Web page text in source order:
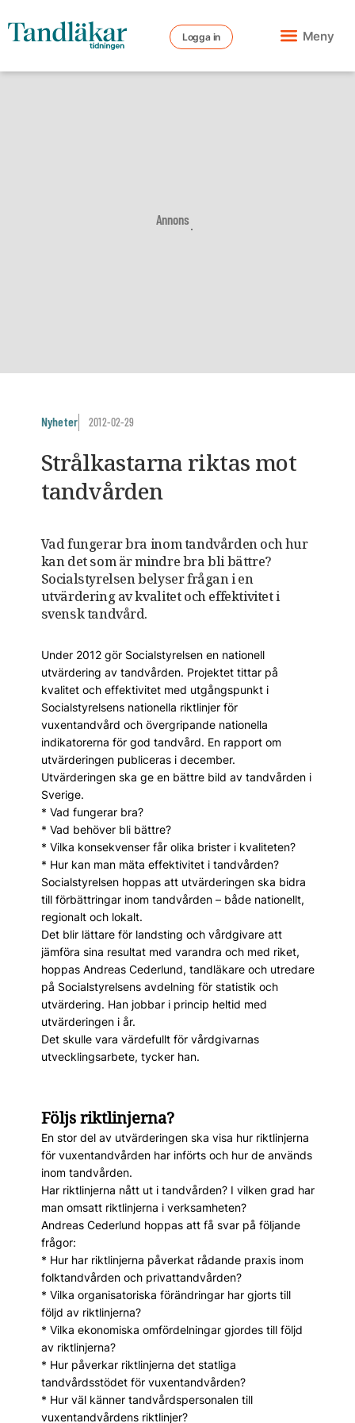
Logga in Meny
Annons
Nyheter 2012-02-29
Strålkastarna riktas mot
tandvården
Vad fungerar bra inom tandvården och hur
kan det som är mindre bra bli bättre?
Socialstyrelsen belyser frågan i en
utvärdering av kvalitet och effektivitet i
svensk tandvård.
Under 2012 gör Socialstyrelsen en nationell
utvärdering av tandvården. Projektet tittar på
kvalitet och effektivitet med utgångspunkt i
Socialstyrelsens nationella riktlinjer för
vuxentandvård och övergripande nationella
indikatorerna för god tandvård. En rapport om
utvärderingen publiceras i december.
Utvärderingen ska ge en bättre bild av tandvården i
Sverige.
* Vad fungerar bra?
* Vad behöver bli bättre?
* Vilka konsekvenser får olika brister i kvaliteten?
* Hur kan man mäta effektivitet i tandvården?
Socialstyrelsen hoppas att utvärderingen ska bidra
till förbättringar inom tandvården – både nationellt,
regionalt och lokalt.
Det blir lättare för landsting och vårdgivare att
jämföra sina resultat med varandra och med riket,
hoppas Andreas Cederlund, tandläkare och utredare
på Socialstyrelsens avdelning för statistik och
utvärdering. Han jobbar i princip heltid med
utvärderingen i år.
Det skulle vara värdefullt för vårdgivarnas
utvecklingsarbete, tycker han.
Följs riktlinjerna?
En stor del av utvärderingen ska visa hur riktlinjerna
för vuxentandvården har införts och hur de används
inom tandvården.
Har riktlinjerna nått ut i tandvården? I vilken grad har
man omsatt riktlinjerna i verksamheten?
Andreas Cederlund hoppas att få svar på följande
frågor:
* Hur har riktlinjerna påverkat rådande praxis inom
folktandvården och privattandvården?
* Vilka organisatoriska förändringar har gjorts till
följd av riktlinjerna?
* Vilka ekonomiska omfördelningar gjordes till följd
av riktlinjerna?
* Hur påverkar riktlinjerna det statliga
tandvårdsstödet för vuxentandvården?
* Hur väl känner tandvårdspersonalen till
vuxentandvårdens riktlinjer?